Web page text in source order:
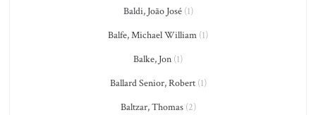
Baldi, João José(1)
Balfe, Michael William (1)
Balke, Jon (1)
Ballard Senior, Robert(1)
Baltzar, Thomas(2)